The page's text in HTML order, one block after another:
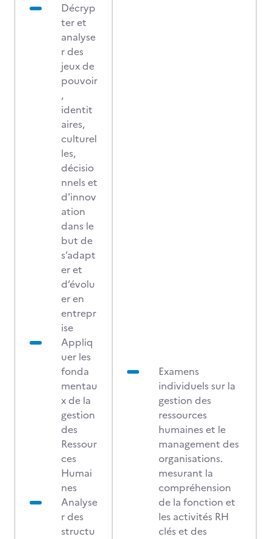
Décryp
ter et
analyse
r des
jeux de
pouvoir
,
identit
aires,
culturel
les,
décisio
nnels et
d'innov
ation
dans le
but de
s’adapt
er et
d’évolu
er en
entrepr
ise
Appliq
uer les
fonda
mentau
x de la
gestion
des
Ressour
ces
Humai
nes
Analyse
r des
structu
Examens
individuels sur la
gestion des
ressources
humaines et le
management des
organisations.
mesurant la
compréhension
de la fonction et
les activités RH
clés et des